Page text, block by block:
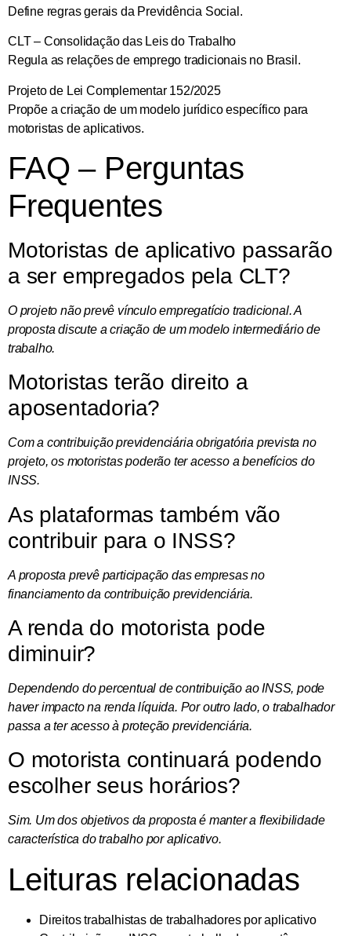
Define regras gerais da Previdência Social.
CLT – Consolidação das Leis do Trabalho
Regula as relações de emprego tradicionais no Brasil.
Projeto de Lei Complementar 152/2025
Propõe a criação de um modelo jurídico específico para
motoristas de aplicativos.
FAQ – Perguntas
Frequentes
Motoristas de aplicativo passarão
a ser empregados pela CLT?
O projeto não prevê vínculo empregatício tradicional. A
proposta discute a criação de um modelo intermediário de
trabalho.
Motoristas terão direito a
aposentadoria?
Com a contribuição previdenciária obrigatória prevista no
projeto, os motoristas poderão ter acesso a benefícios do
INSS.
As plataformas também vão
contribuir para o INSS?
A proposta prevê participação das empresas no
financiamento da contribuição previdenciária.
A renda do motorista pode
diminuir?
Dependendo do percentual de contribuição ao INSS, pode
haver impacto na renda líquida. Por outro lado, o trabalhador
passa a ter acesso à proteção previdenciária.
O motorista continuará podendo
escolher seus horários?
Sim. Um dos objetivos da proposta é manter a flexibilidade
característica do trabalho por aplicativo.
Leituras relacionadas
Direitos trabalhistas de trabalhadores por aplicativo